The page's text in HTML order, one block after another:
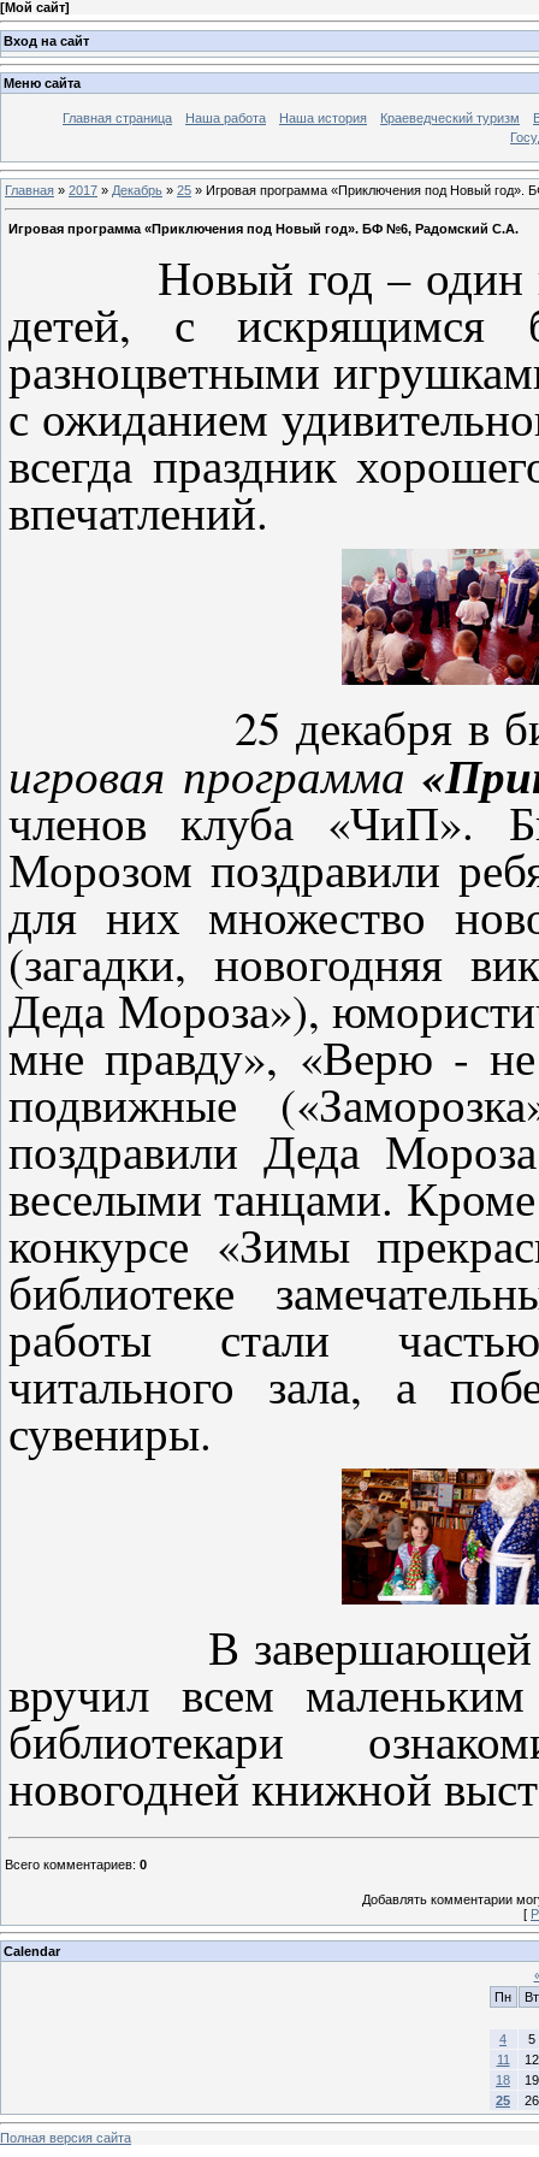
[Мой сайт]
Вход на сайт
Меню сайта
Главная страница Наша работа Наша история Краеведческий туризм
Главная » 2017 » Декабрь » 25 » Игровая программа «Приключения под Новый
Игровая программа «Приключения под Новый год». БФ №6, Радомский С.А.
Новый год – один из
детей, с искрящимся
разноцветными
с ожиданием
всегда праздник
впечатлений.
25 декабря в
игровая программа
членов клуба «ЧиП».
Морозом поздравили
для них множество
(загадки, новогодняя
Деда Мороза»),
мне правду», «Верю -
подвижные
поздравили Деда
веселыми танцами. Кроме
конкурсе «Зимы
библиотеке
работы стали
читального зала, а
сувениры.
В завершающей
вручил всем
библиотекари
новогодней книжной
Всего комментариев: 0
Добавлять комментарии
[
Calendar
Пн
Вт
4
5
11
12
18
19
25
26
Полная версия сайта